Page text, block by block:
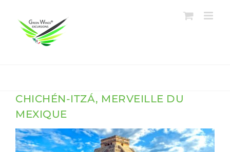
contenu
CHICHÉN-ITZÁ, MERVEILLE DU
MEXIQUE